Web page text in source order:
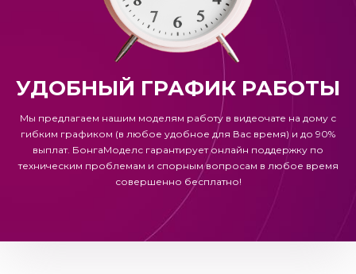
УДОБНЫЙ ГРАФИК РАБОТЫ
Мы предлагаем нашим моделям работу в видеочате на дому с
гибким графиком (в любое удобное для Вас время) и до 90%
выплат. БонгаМоделс гарантирует онлайн поддержку по
техническим проблемам и спорным вопросам в любое время
совершенно бесплатно!